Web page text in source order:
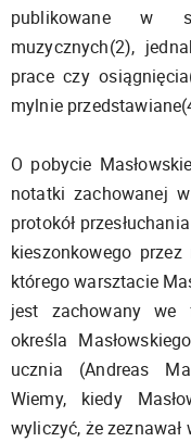
publikowane w
muzycznych(2),
prace czy
mylnie
O pobycie
notatki zachowanej
protokół
kieszonkowego
którego warsztacie
jest zachowany we
określa
ucznia (Andreas
Wiemy, kiedy
wyliczyć, że